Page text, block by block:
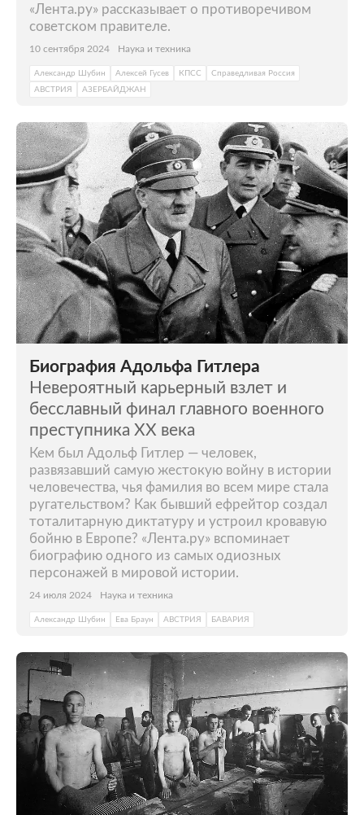
«Лента.ру» рассказывает о противоречивом
советском правителе.
10 сентября 2024 Наука и техника
Александр Шубин Алексей Гусев КПСС
Справедливая Россия
АВСТРИЯ
АЗЕРБАЙДЖАН
Биография Адольфа Гитлера
Невероятный карьерный взлет и
бесславный финал главного военного
преступника XX века
Кем был Адольф Гитлер — человек,
развязавший самую жестокую войну в истории
человечества, чья фамилия во всем мире стала
ругательством? Как бывший ефрейтор создал
тоталитарную диктатуру и устроил кровавую
бойню в Европе? «Лента.ру» вспоминает
биографию одного из самых одиозных
персонажей в мировой истории.
24 июля 2024 Наука и техника
Александр Шубин Ева Браун АВСТРИЯ БАВАРИЯ